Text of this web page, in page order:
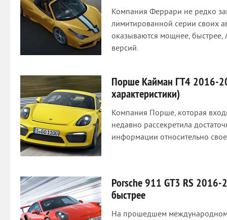
Компания Феррари не редко
лимитированной серии своих
оказываются мощнее, быстрее,
версий.
Порше Кайман ГТ4 2016-
характеристики)
Компания Порше, которая
недавно рассекретила
информации относительно
Porsche 911 GT3 RS
быстрее
На прошедшем